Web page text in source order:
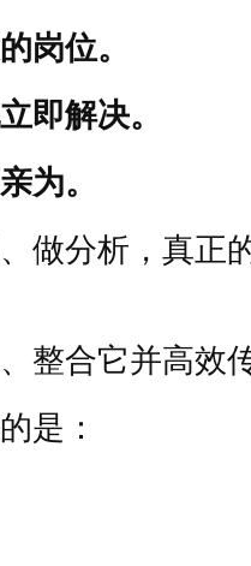
岗位。
即解决。
为。
做分析，真正
整合它并高效
是：